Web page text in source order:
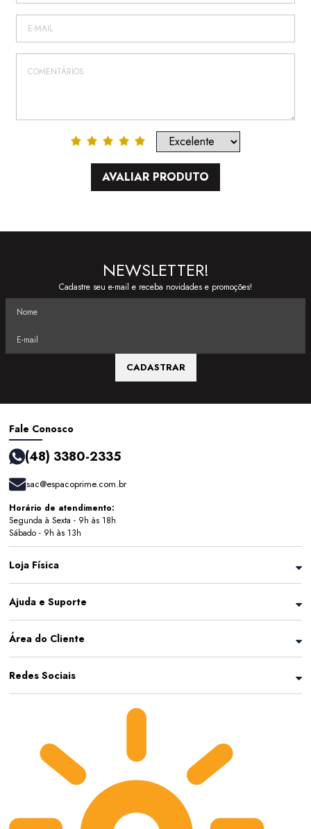
AVALIAR PRODUTO
NEWSLETTER!
Cadastre seu e-mail e receba novidades e promoções!
CADASTRAR
Fale Conosco
(48) 3380-2335
sac@espacoprime.com.br
Horário de atendimento:
Segunda à Sexta - 9h às 18h
Sábado - 9h às 13h
Loja Física
Ajuda e Suporte
Área do Cliente
Redes Sociais